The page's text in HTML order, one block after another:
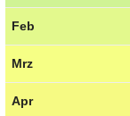
Feb
Mrz
Apr